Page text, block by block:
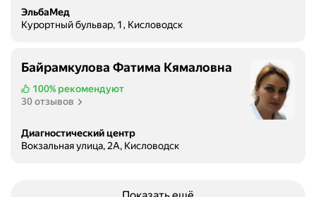
ЭльбаМед
Курортный бульвар, 1, Кисловодск
Байрамкулова Фатима Кямаловна
100% рекомендуют
30 отзывов
Диагностический центр
Вокзальная улица, 2А, Кисловодск